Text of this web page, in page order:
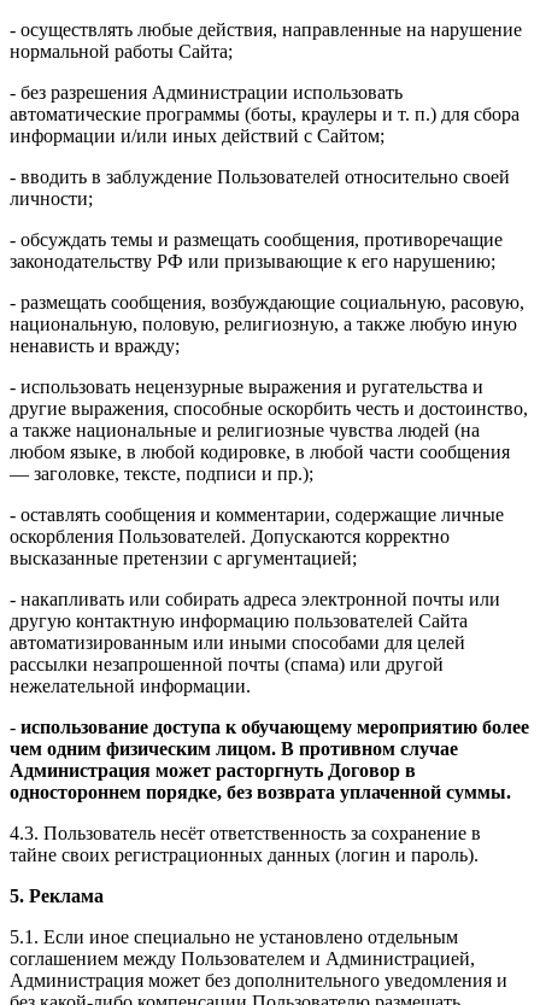
- осуществлять любые действия, направленные на нарушение
нормальной работы Сайта;
- без разрешения Администрации использовать
автоматические программы (боты, краулеры и т. п.) для сбора
информации и/или иных действий с Сайтом;
- вводить в заблуждение Пользователей относительно своей
личности;
- обсуждать темы и размещать сообщения, противоречащие
законодательству РФ или призывающие к его нарушению;
- размещать сообщения, возбуждающие социальную, расовую,
национальную, половую, религиозную, а также любую иную
ненависть и вражду;
- использовать нецензурные выражения и ругательства и
другие выражения, способные оскорбить честь и достоинство,
а также национальные и религиозные чувства людей (на
любом языке, в любой кодировке, в любой части сообщения
— заголовке, тексте, подписи и пр.);
- оставлять сообщения и комментарии, содержащие личные
оскорбления Пользователей. Допускаются корректно
высказанные претензии с аргументацией;
- накапливать или собирать адреса электронной почты или
другую контактную информацию пользователей Сайта
автоматизированным или иными способами для целей
рассылки незапрошенной почты (спама) или другой
нежелательной информации.
- использование доступа к обучающему мероприятию более
чем одним физическим лицом. В противном случае
Администрация может расторгнуть Договор в
одностороннем порядке, без возврата уплаченной суммы.
4.3. Пользователь несёт ответственность за сохранение в
тайне своих регистрационных данных (логин и пароль).
5. Реклама
5.1. Если иное специально не установлено отдельным
соглашением между Пользователем и Администрацией,
Администрация может без дополнительного уведомления и